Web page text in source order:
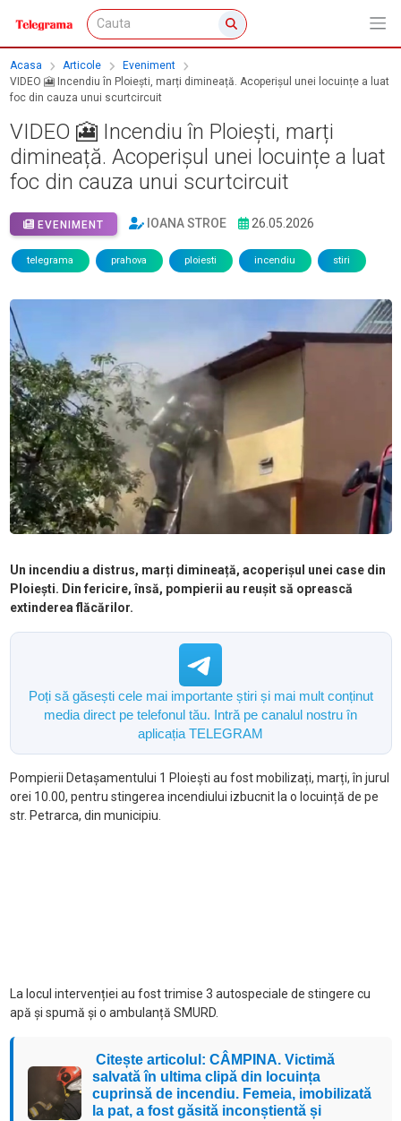
Acasa Articole
Eveniment
VIDEO 🎦 Incendiu în Ploiești, marți dimineață. Acoperișul unei locuințe a luat
foc din cauza unui scurtcircuit
VIDEO 🎦 Incendiu în Ploiești, marți
dimineață. Acoperișul unei locuințe a luat
foc din cauza unui scurtcircuit
EVENIMENT IOANA STROE 26.05.2026
telegrama prahova ploiesti incendiu stiri
Un incendiu a distrus, marți dimineață, acoperișul unei case din
Ploiești. Din fericire, însă, pompierii au reușit să oprească
extinderea flăcărilor.
Poți să găsești cele mai importante știri și mai mult conținut
media direct pe telefonul tău. Intră pe canalul nostru în
aplicația TELEGRAM
Pompierii Detașamentului 1 Ploiești au fost mobilizați, marți, în jurul
orei 10.00, pentru stingerea incendiului izbucnit la o locuință de pe
str. Petrarca, din municipiu.
La locul intervenției au fost trimise 3 autospeciale de stingere cu
apă și spumă și o ambulanță SMURD.
Citește articolul: CÂMPINA. Victimă
salvată în ultima clipă din locuința
cuprinsă de incendiu. Femeia, imobilizată
la pat, a fost găsită inconștientă și